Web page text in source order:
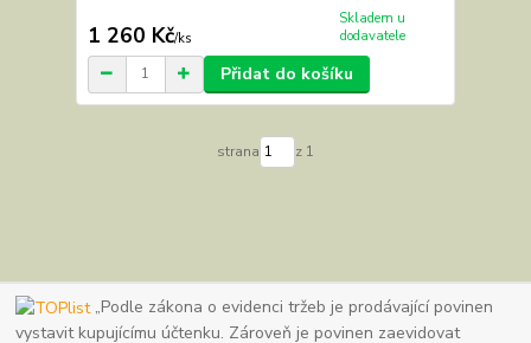
1 260 Kč/ks
Skladem u
dodavatele
Přidat do košíku
strana z 1
„Podle zákona o evidenci tržeb je prodávající povinen
vystavit kupujícímu účtenku. Zároveň je povinen zaevidovat